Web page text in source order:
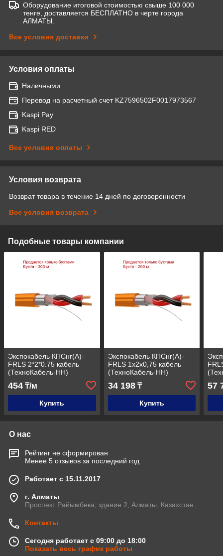
Оборудование итоговой стоимостью свыше 100 000
тенге, доставляется БЕСПЛАТНО в черте города
АЛМАТЫ.
Все условия доставки
Условия оплаты
Наличными
Перевод на расчетный счет KZ7596502F0017973567
Kaspi Pay
Kaspi RED
Все условия оплаты
Условия возврата
Возврат товара в течение 14 дней по договоренности
Все условия возврата
Подобные товары компании
Экспокабель КПСнг(А)-
FRLS 2*2*0.75 кабель
(ТехноКабель-НН)
454 ₸/м
Купить
Экспокабель КПСнг(А)-
FRLS 1х2х0,75 кабель
(ТехноКабель-НН)
34 198₸
Купить
57
О нас
Рейтинг не сформирован
Менее 5 отзывов за последний год
Работает с 15.11.2017
г. Алматы
Проспект Райымбека, здание 2, Алматы, Казахстан
Контакты
Сегодня работает с 09:00 до 18:00
Показать весь график работы